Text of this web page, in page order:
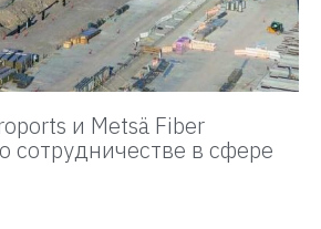
и Metsä Fiber
сотрудничестве в сфере